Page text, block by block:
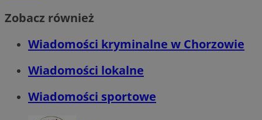
Zobacz również
Wiadomości kryminalne w Chorzowie
Wiadomości lokalne
Wiadomości sportowe